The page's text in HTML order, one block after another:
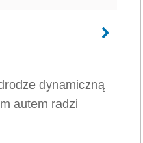
dynamiczną
autem radzi